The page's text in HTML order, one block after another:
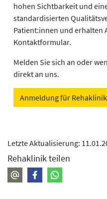
hohen Sichtbarkeit und
standardisierten
Patient:innen und erhalten
Kontaktformular.
Melden Sie sich an oder
direkt an uns.
Anmeldung für
Letzte Aktualisierung:
Rehaklinik teilen